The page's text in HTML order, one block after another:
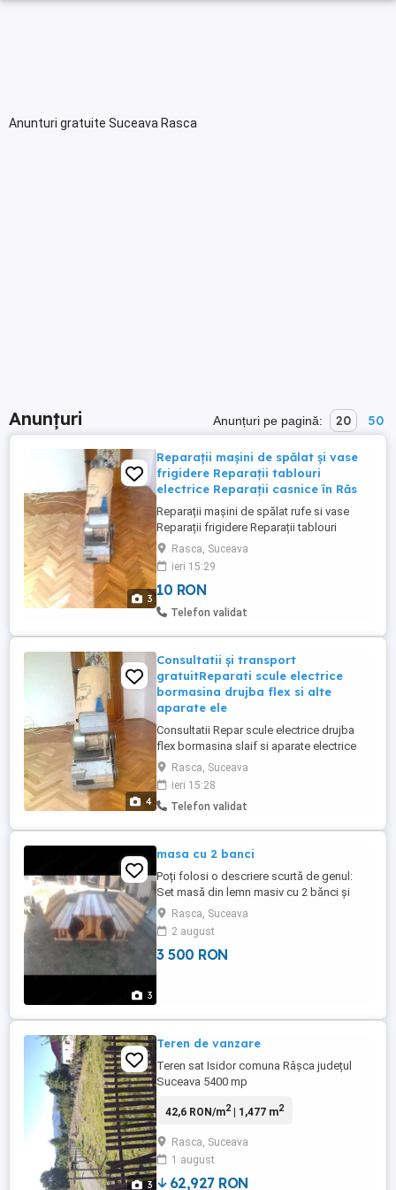
Anunturi gratuite Suceava Rasca
Anunțuri Anunțuri pe pagină: 20 50
3
Reparații mașini de spălat și vase
frigidere Reparații tablouri
electrice Reparații casnice în Răs
Reparații mașini de spălat rufe si vase
Reparații frigidere Reparații tablouri
electrice Reparații mașini casnice
Reparații electronice in Răsca Bogdanesti
Vadul Moldovei Fălticeni Consultatii
siTansport gratuit
Rasca, Suceava
ieri 15:29
10 RON
Telefon validat
4
Consultatii și transport
gratuitReparati scule electrice
bormasina drujba flex si alte
aparate ele
Consultatii Repar scule electrice drujba
flex bormasina slaif si aparate electrice
mici in Suceava Falticeni Răsca
Bogdanesti si toate zonele llVadul
Moldovei Consultatii si transport gratuit
Rasca, Suceava
ieri 15:28
Telefon validat
3
masa cu 2 banci
Poți folosi o descriere scurtă de genul:
Set masă din lemn masiv cu 2 bănci și
banchetă cu spătar, realizat din lemn de
calitate, solid și rezistent. Ideal pentru
terasă, foișor sau grădină. Proaspat
finalizate si foarte atent lucrate la detalii!
Rasca, Suceava
2 august
3 500 RON
3
Teren de vanzare
Teren sat Isidor comuna Râșca județul
Suceava 5400 mp
42,6 RON/m2| 1,477 m2
Rasca, Suceava
1 august
62,927 RON